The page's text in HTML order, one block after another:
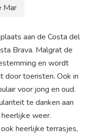
Mar
aan de Costa del
Brava. Malgrat de
en wordt
door toeristen. Ook in
voor jong en oud.
te danken aan
weer.
heerlijke terrasjes,